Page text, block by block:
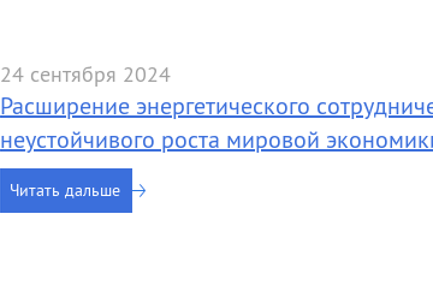
24 сентября 2024
Расширение энергетического
неустойчивого роста мировой
Читать дальше